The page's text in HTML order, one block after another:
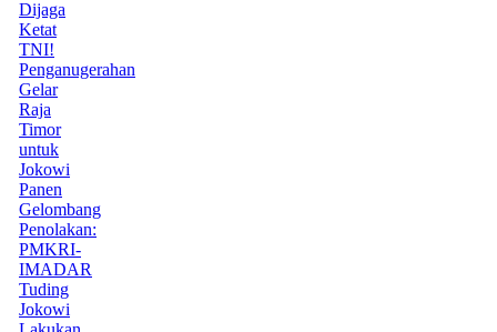
Dijaga
Ketat
TNI!
Penganugerahan
Gelar
Raja
Timor
untuk
Jokowi
Panen
Gelombang
Penolakan:
PMKRI-
IMADAR
Tuding
Jokowi